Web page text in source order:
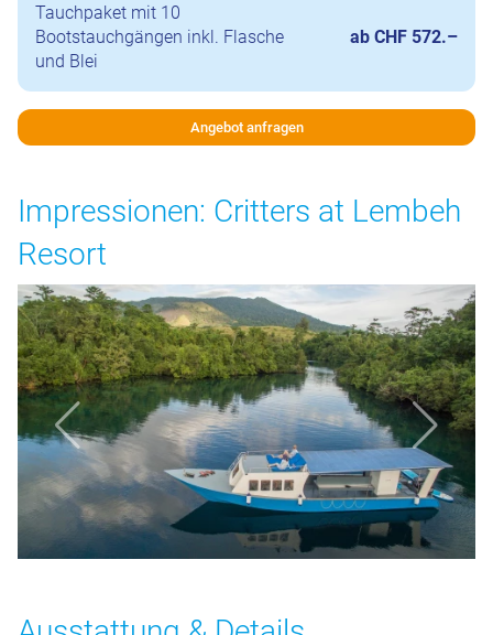
Tauchpaket mit 10
Bootstauchgängen inkl. Flasche
und Blei
ab CHF 572.–
Angebot anfragen
Impressionen: Critters at Lembeh
Resort